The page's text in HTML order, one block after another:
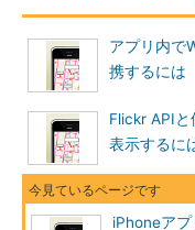
アプリ内で
携するには
Flickr API
表示するに
iPhoneア